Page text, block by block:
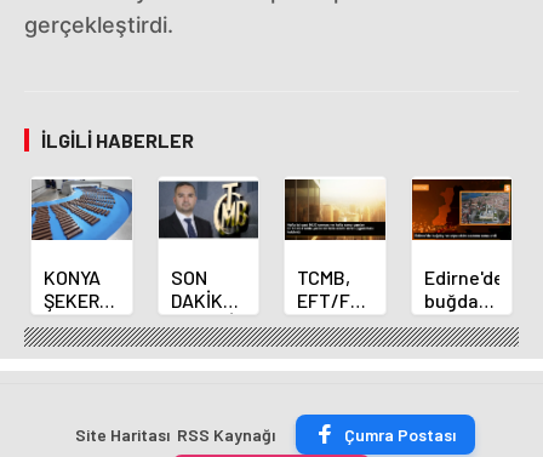
gerçekleştirdi.
İLGILI HABERLER
KONYA
ŞEKER
YILLIK 7
BİN 500
TON
ÜRETİLECEK
SON
DAKİKA
HABERİ:
Yeni
Merkez
Fatih
TCMB,
EFT/FAST
işlemleri
için
fazla
uygulamasını
kaldırdı
Edirne'de
buğday
ve arpa
ekim
sezonu
erdi
Site Haritası RSS Kaynağı
Çumra Postası